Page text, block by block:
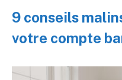
9 conseils
votre compte